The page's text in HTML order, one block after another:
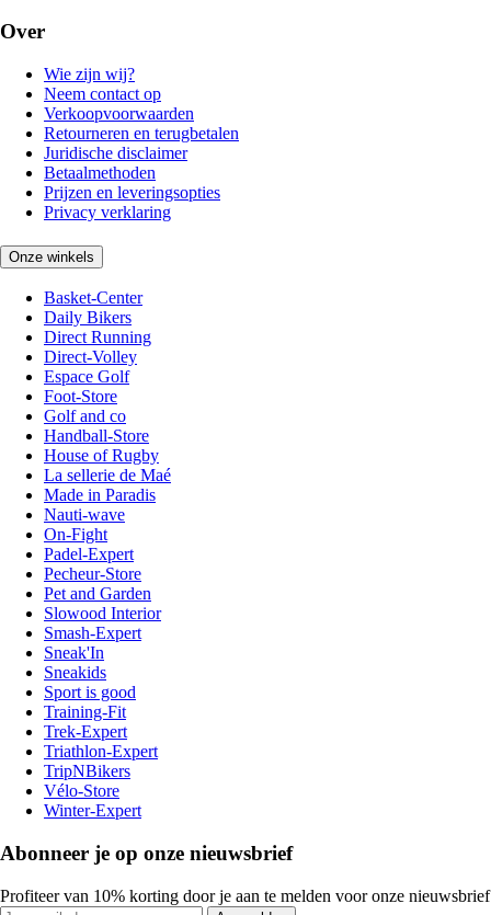
Over
Wie zijn wij?
Neem contact op
Verkoopvoorwaarden
Retourneren en terugbetalen
Juridische disclaimer
Betaalmethoden
Prijzen en leveringsopties
Privacy verklaring
Onze winkels
Basket-Center
Daily Bikers
Direct Running
Direct-Volley
Espace Golf
Foot-Store
Golf and co
Handball-Store
House of Rugby
La sellerie de Maé
Made in Paradis
Nauti-wave
On-Fight
Padel-Expert
Pecheur-Store
Pet and Garden
Slowood Interior
Smash-Expert
Sneak'In
Sneakids
Sport is good
Training-Fit
Trek-Expert
Triathlon-Expert
TripNBikers
Vélo-Store
Winter-Expert
Abonneer je op onze nieuwsbrief
Profiteer van 10% korting door je aan te melden voor onze nieuwsbrief